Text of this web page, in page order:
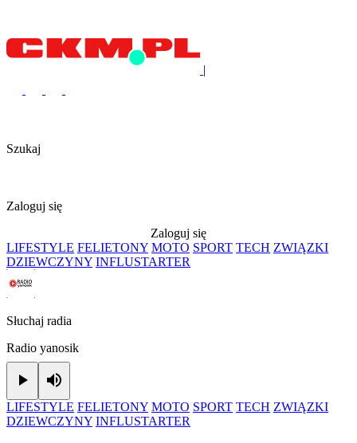
|
Szukaj
Zaloguj się
Zaloguj się
LIFESTYLE FELIETONY MOTO SPORT TECH ZWIĄZKI
DZIEWCZYNY INFLUSTARTER
Słuchaj radia
Radio yanosik
Play
LIFESTYLE FELIETONY MOTO SPORT TECH ZWIĄZKI
DZIEWCZYNY INFLUSTARTER